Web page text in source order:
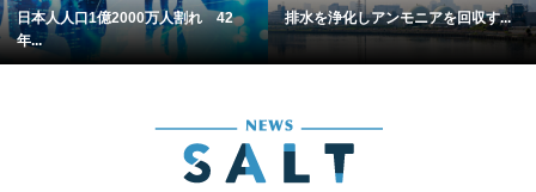
日本人人口1億2000万人割れ 42
年...
排水を浄化しアンモニアを回収す...